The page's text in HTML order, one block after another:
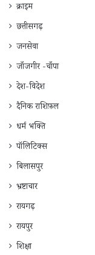
क्राइम
छत्तीसगढ़
जनसेवा
जाँजगीर -चाँपा
देश-विदेश
दैनिक राशिफ़ल
धर्म भक्ति
पॉलिटिक्स
बिलासपुर
भ्रष्टाचार
रायगढ़
रायपुर
शिक्षा